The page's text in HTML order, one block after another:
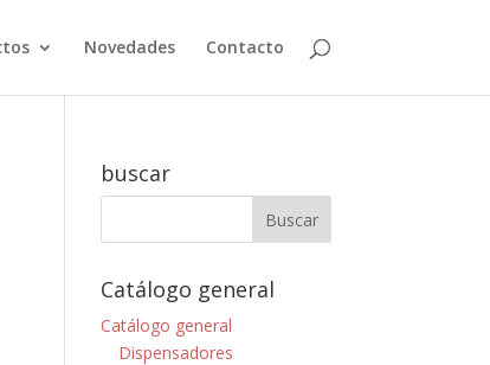
Novedades Contacto
buscar
Catálogo general
Catálogo general
Dispensadores